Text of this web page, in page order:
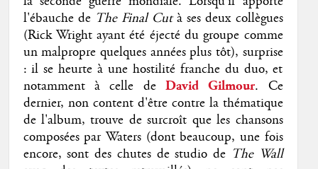
l'ébauche de The Final Cutà ses deux collègues
(Rick Wright ayant été éjecté du groupe comme
un malpropre quelques années plus tôt), surprise
: il se heurte à une hostilité franche du duo, et
notamment à celle deDavid Gilmour. Ce
dernier, non content d'être contre la thématique
de l'album, trouve de surcroît que les chansons
composées par Waters (dont beaucoup, une fois
encore, sont des chutes de studio de The Wall